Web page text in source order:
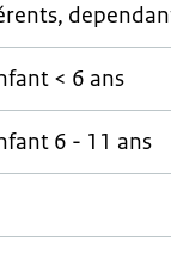
< 6 ans
6 - 11 ans